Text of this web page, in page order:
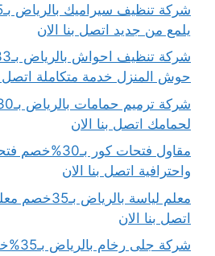
يلمع من جديد اتصل بنا الان
حوش المنزل خدمة متكاملة اتصل
لحمامك اتصل بنا الان
مقاول فتحات كور
واحترافية اتصل بنا الان
معلم لياسة
اتصل بنا الان
شركة